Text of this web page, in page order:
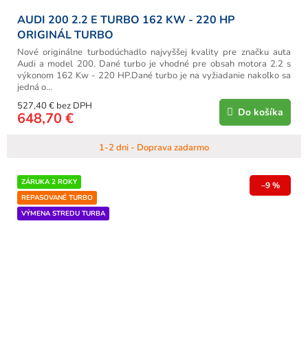
AUDI 200 2.2 E TURBO 162 KW - 220 HP
ORIGINÁL TURBO
1-2 dni - Doprava zadarmo
527,40 € bez DPH
648,70 € Do košíka
Nové originálne turbodúchadlo najvyššej kvality pre značku auta
Audi a model 200. Dané turbo je vhodné pre obsah motora 2.2 s
výkonom 162 Kw - 220 HP.Dané turbo je na vyžiadanie nakoľko sa
jedná o...
ZÁRUKA 2 ROKY
REPASOVANÉ TURBO
VÝMENA STREDU TURBA
–9 %